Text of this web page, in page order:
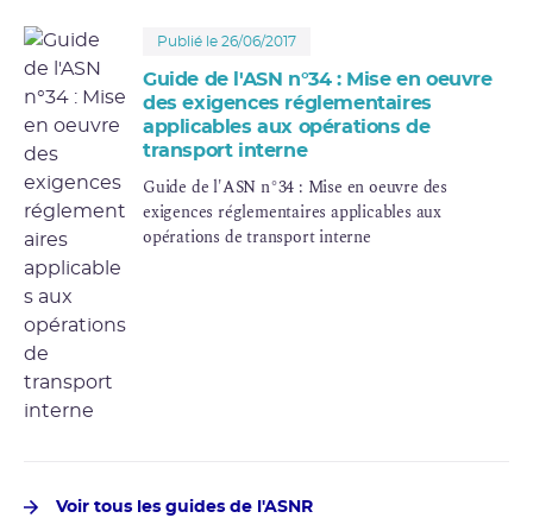
Publié le 26/06/2017
Guide de l'ASN n°34 : Mise en oeuvre
des exigences réglementaires
applicables aux opérations de
transport interne
Guide de l'ASN n°34 : Mise en oeuvre des
exigences réglementaires applicables aux
opérations de transport interne
Voir tous les guides de l'ASNR